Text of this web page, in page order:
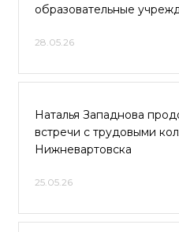
образовательные
28.05.26
Наталья Западнова
встречи с трудовыми
Нижневартовска
25.05.26